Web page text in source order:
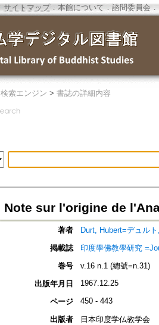
サイトマップ．本館について ． 諮問委員会 ．
検索エンジン > 書誌の詳細内容
Note sur l'origine de
著者
Durt, Hubert=デュル
掲載誌
印度學佛教學研究
巻号
v.16 n.1 (總號=n.31)
出版年月日
1967.12.25
ページ 450 - 443
出版者
日本印度学仏教学会